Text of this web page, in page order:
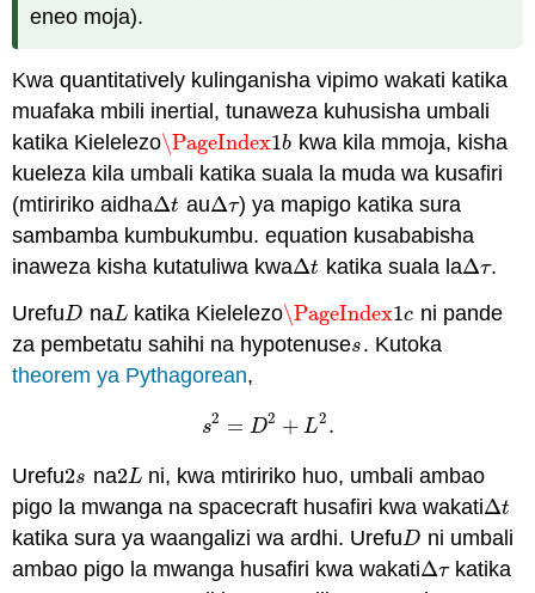
eneo moja).
Kwa quantitatively kulinganisha vipimo wakati katika
muafaka mbili inertial, tunaweza kuhusisha umbali
katika Kielelezo\PageIndex1b
\PageIndex1b kwa kila mmoja, kisha
kueleza kila umbali katika suala la muda wa kusafiri
(mtiririko aidhaΔt
Δt auΔτ
Δτ ) ya mapigo katika sura
sambamba kumbukumbu. equation kusababisha
inaweza kisha kutatuliwa kwaΔt
Δt katika suala laΔτ
Δτ .
UrefuD
D naL
L katika Kielelezo\PageIndex1c
\PageIndex1c ni pande
za pembetatu sahihi na hypotenuses
s. Kutoka
theorem ya Pythagorean,
s2 = D2 + L2 .
s 2=D2 +L 2.
Urefu2s
2s na2L
2Lni, kwa mtiririko huo, umbali ambao
pigo la mwanga na spacecraft husafiri kwa wakatiΔt
Δt
katika sura ya waangalizi wa ardhi. UrefuD
D ni umbali
ambao pigo la mwanga husafiri kwa wakatiΔτ
Δτ katika